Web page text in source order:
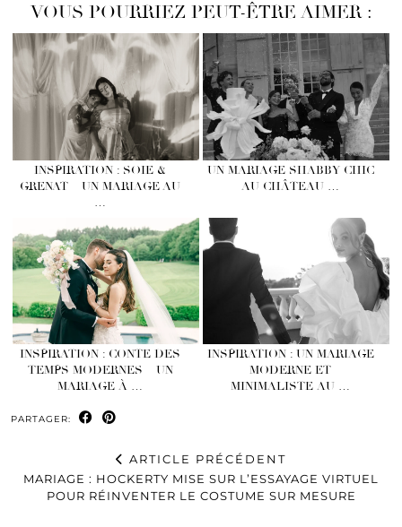
VOUS POURRIEZ PEUT-ÊTRE AIMER :
INSPIRATION : SOIE &
GRENAT – UN MARIAGE AU
…
UN MARIAGE SHABBY CHIC
AU CHÂTEAU …
INSPIRATION : CONTE DES
TEMPS MODERNES – UN
MARIAGE À …
INSPIRATION : UN MARIAGE
MODERNE ET
MINIMALISTE AU …
PARTAGER:
ARTICLE PRÉCÉDENT
MARIAGE : HOCKERTY MISE SUR L’ESSAYAGE VIRTUEL
POUR RÉINVENTER LE COSTUME SUR MESURE